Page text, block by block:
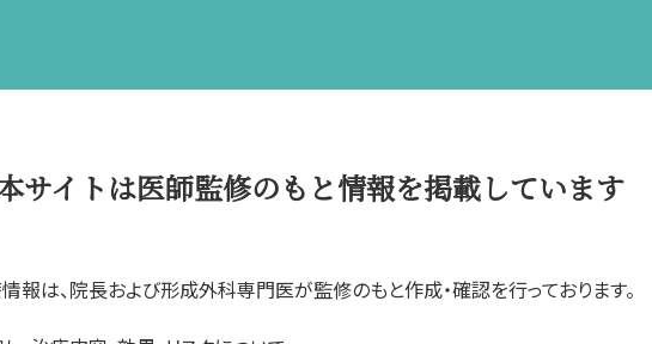
サイトは医師監修のもと情報を掲載しています
報は、院長および形成外科専門医が監修のもと作成・確認を行っております。